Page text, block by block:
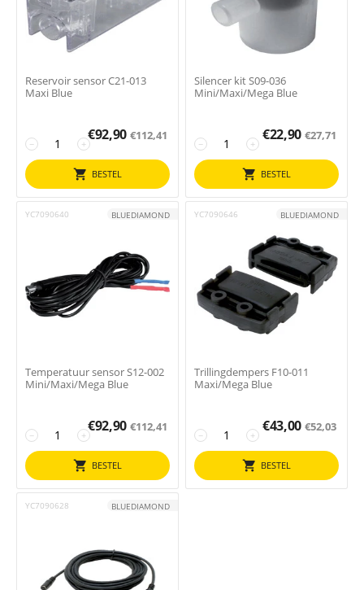
Reservoir sensor C21-013
Maxi Blue
+
−
€92,90 €112,41
BESTEL
Silencer kit S09-036
Mini/Maxi/Mega Blue
+
−
€22,90 €27,71
BESTEL
YC7090640 BLUEDIAMOND
Temperatuur sensor S12-002
Mini/Maxi/Mega Blue
+
−
€92,90 €112,41
BESTEL
YC7090646 BLUEDIAMOND
Trillingdempers F10-011
Maxi/Mega Blue
+
−
€43,00 €52,03
BESTEL
YC7090628 BLUEDIAMOND